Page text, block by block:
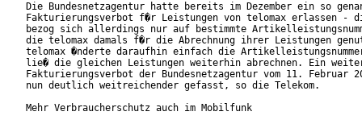
Die Bundesnetzagentur hatte bereits im Dezember ein so
Fakturierungsverbot f�r Leistungen von telomax erlassen -
bezog sich allerdings nur auf bestimmte
die telomax damals f�r die Abrechnung ihrer Leistungen
telomax �nderte daraufhin einfach die
lie� die gleichen Leistungen weiterhin abrechnen. Ein
Fakturierungsverbot der Bundesnetzagentur vom 11. Februar
nun deutlich weitreichender gefasst, so die Telekom.
Mehr Verbraucherschutz auch im Mobilfunk